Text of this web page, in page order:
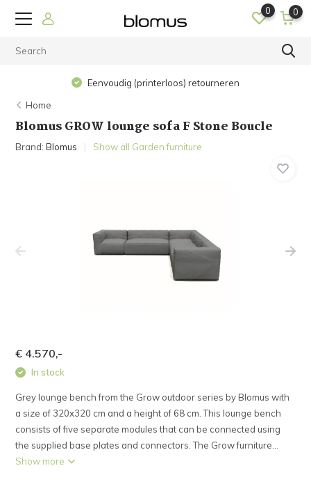
0 0
Eenvoudig (printerloos) retourneren
Home
Blomus GROW lounge sofa F Stone Boucle
Brand:Blomus Show all Garden furniture
€ 4.570,-
In stock
Grey lounge bench from the Grow outdoor series by Blomus with
a size of 320x320 cm and a height of 68 cm. This lounge bench
consists of five separate modules that can be connected using
the supplied base plates and connectors. The Grow furniture...
Show more